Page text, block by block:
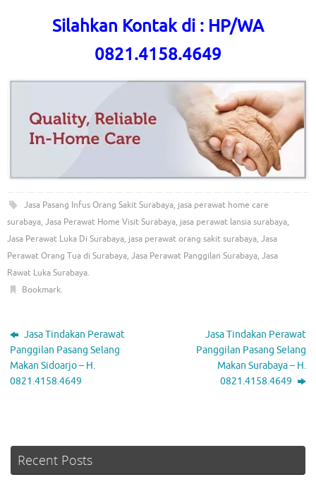
Silahkan Kontak di : HP/WA
0821.4158.4649
Jasa Pasang Infus Orang Sakit Surabaya, jasa perawat home care
surabaya, Jasa Perawat Home Visit Surabaya, jasa perawat lansia surabaya,
Jasa Perawat Luka Di Surabaya, jasa perawat orang sakit surabaya, Jasa
Perawat Orang Tua di Surabaya, Jasa Perawat Panggilan Surabaya, Jasa
Rawat Luka Surabaya.
Bookmark.
Jasa Tindakan Perawat
Panggilan Pasang Selang
Makan Sidoarjo – H.
0821.4158.4649
Jasa Tindakan Perawat
Panggilan Pasang Selang
Makan Surabaya – H.
0821.4158.4649
Recent Posts